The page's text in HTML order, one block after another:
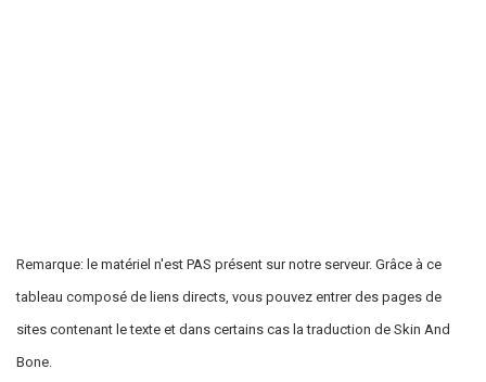
Remarque: le matériel n'est PAS présent sur notre serveur. Grâce à ce
tableau composé de liens directs, vous pouvez entrer des pages de
sites contenant le texte et dans certains cas la traduction de Skin And
Bone.